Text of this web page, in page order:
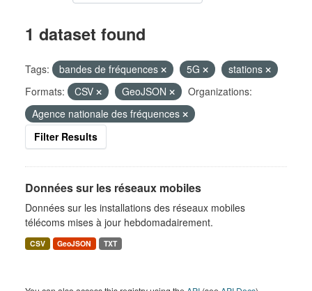
1 dataset found
Tags: bandes de fréquences 5G
stations
Formats:
CSV GeoJSON
Organizations:
Agence nationale des fréquences
Filter Results
Données sur les réseaux mobiles
Données sur les installations des réseaux mobiles
télécoms mises à jour hebdomadairement.
CSV GeoJSON TXT